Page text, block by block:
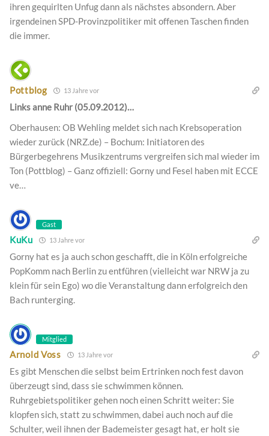
ihren gequirlten Unfug dann als nächstes absondern. Aber
irgendeinen SPD-Provinzpolitiker mit offenen Taschen finden
die immer.
Pottblog 13 Jahre vor
Links anne Ruhr (05.09.2012)…
Oberhausen: OB Wehling meldet sich nach Krebsoperation
wieder zurück (NRZ.de) – Bochum: Initiatoren des
Bürgerbegehrens Musikzentrums vergreifen sich mal wieder im
Ton (Pottblog) – Ganz offiziell: Gorny und Fesel haben mit ECCE
ve…
Gast
KuKu 13 Jahre vor
Gorny hat es ja auch schon geschafft, die in Köln erfolgreiche
PopKomm nach Berlin zu entführen (vielleicht war NRW ja zu
klein für sein Ego) wo die Veranstaltung dann erfolgreich den
Bach runterging.
Mitglied
Arnold Voss 13 Jahre vor
Es gibt Menschen die selbst beim Ertrinken noch fest davon
überzeugt sind, dass sie schwimmen können.
Ruhrgebietspolitiker gehen noch einen Schritt weiter: Sie
klopfen sich, statt zu schwimmen, dabei auch noch auf die
Schulter, weil ihnen der Bademeister gesagt hat, er holt sie